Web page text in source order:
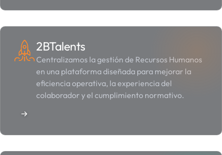
2BTalents
Centralizamos la gestión de Recursos Humanos
en una plataforma diseñada para mejorar la
eficiencia operativa, la experiencia del
colaborador y el cumplimiento normativo.